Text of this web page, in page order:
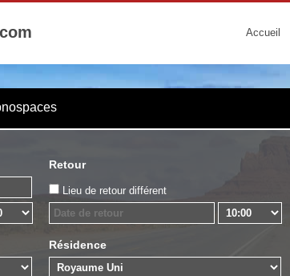
Accueil
Retour
Lieu de retour différent
Résidence